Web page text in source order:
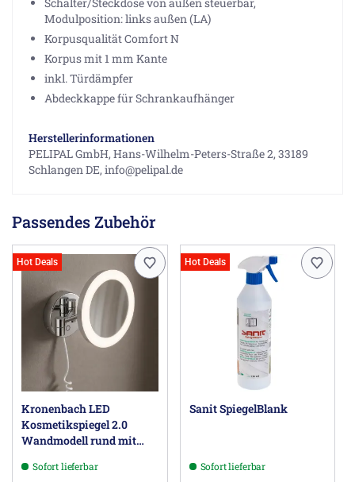
Modulposition: links außen (LA)
Korpusqualität Comfort N
Korpus mit 1 mm Kante
inkl. Türdämpfer
Abdeckkappe für Schrankaufhänger
Herstellerinformationen
PELIPAL GmbH, Hans-Wilhelm-Peters-Straße 2, 33189
Schlangen DE, info@pelipal.de
Passendes Zubehör
Hot Deals
Kronenbach LED
Kosmetikspiegel 2.0
Wandmodell rund mit
Sofort lieferbar
Hot Deals
Sanit SpiegelBlank
Sofort lieferbar